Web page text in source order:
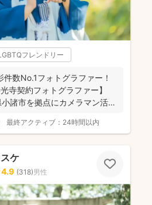
フレンドリー
件数No.1フォトグラファー！
寺契約フォトグラファー】
諸市を拠点にカメラマン活
最終アクティブ： 24時間以内
ケ
4.9 (318)男性